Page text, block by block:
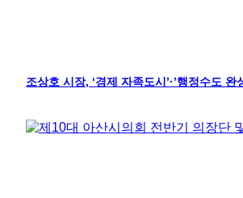
조상호 시장, ‘경제 자족도시’·’행정수도 완